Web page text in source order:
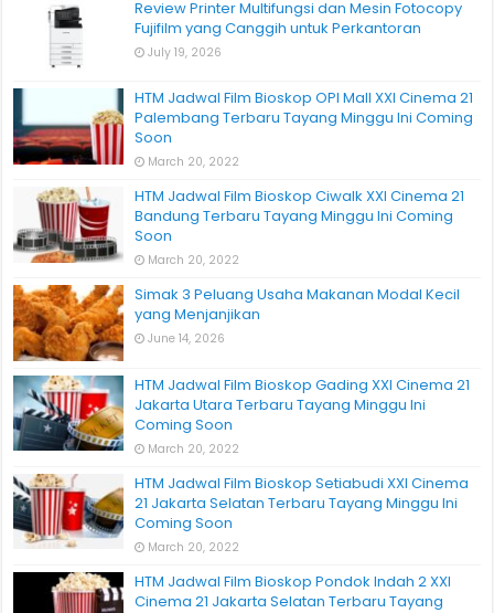
Review Printer Multifungsi dan Mesin Fotocopy
Fujifilm yang Canggih untuk Perkantoran
July 19, 2026
HTM Jadwal Film Bioskop OPI Mall XXI Cinema 21
Palembang Terbaru Tayang Minggu Ini Coming
Soon
March 20, 2022
HTM Jadwal Film Bioskop Ciwalk XXI Cinema 21
Bandung Terbaru Tayang Minggu Ini Coming
Soon
March 20, 2022
Simak 3 Peluang Usaha Makanan Modal Kecil
yang Menjanjikan
June 14, 2026
HTM Jadwal Film Bioskop Gading XXI Cinema 21
Jakarta Utara Terbaru Tayang Minggu Ini
Coming Soon
March 20, 2022
HTM Jadwal Film Bioskop Setiabudi XXI Cinema
21 Jakarta Selatan Terbaru Tayang Minggu Ini
Coming Soon
March 20, 2022
HTM Jadwal Film Bioskop Pondok Indah 2 XXI
Cinema 21 Jakarta Selatan Terbaru Tayang